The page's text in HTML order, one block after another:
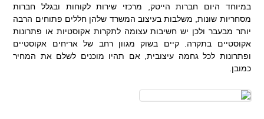
במיוחד היום חברות הייטק, מרכזי שירות לקוחות ובגלל חברות
מסחריות שונות, משלבות בעיצוב המשרד שלהן חללים פתוחים הרבה
יותר מבעבר ולכן יש חשיבות עצומה לתקרות אקוסטיות או פתרונות
אקוסטיים בתקרה. קיים בשוק מגוון רחב של אריחים אקוסטיים
ופתרונות לכל גחמה עיצובית, אם תהיו מוכנים לשלם את המחיר
כמובן.